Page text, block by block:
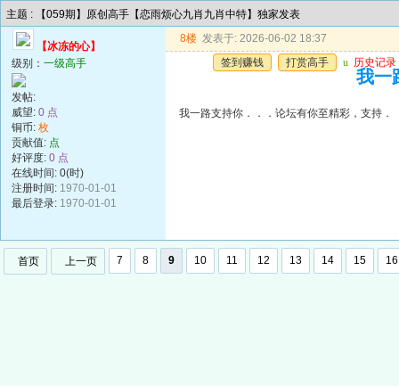
主题 : 【059期】原创高手【恋雨烦心九肖九肖中特】独家发表
【冰冻的心】
级别： 一级高手
发帖:
威望: 0 点
铜币: 枚
贡献值: 点
好评度: 0 点
在线时间: 0(时)
注册时间: 1970-01-01
最后登录: 1970-01-01
8楼 发表于: 2026-06-02 18:37
签到赚钱
打赏高手 u 历史记录
我一
我一路支持你．．．论坛有你至精彩，支持．
首页 上一页 7 8 9 10 11 12 13 14 15 16